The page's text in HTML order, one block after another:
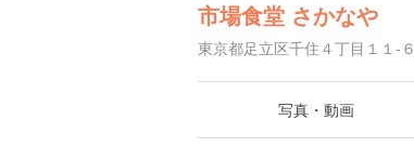
市場食堂 さかなや
東京都足立区千住４丁目１１-６
写真・動画